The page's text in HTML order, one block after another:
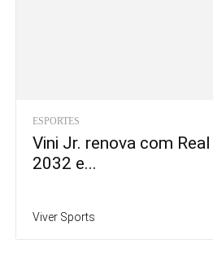
ESPORTES
Vini Jr. renova com
2032 e...
Viver Sports